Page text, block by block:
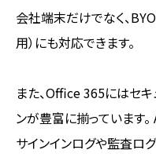
会社端末だけでなく、
用）にも対応できます。
また、Office 365にはセキ
ンが豊富に揃っています
サインインログや監査ロ